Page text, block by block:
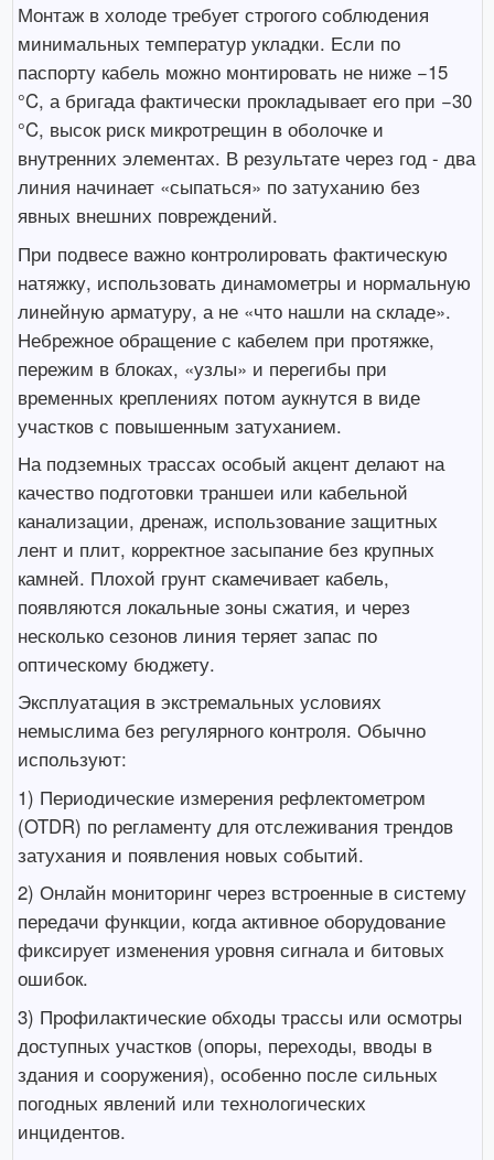
Монтаж в холоде требует строгого соблюдения
минимальных температур укладки. Если по
паспорту кабель можно монтировать не ниже −15
°C, а бригада фактически прокладывает его при −30
°C, высок риск микротрещин в оболочке и
внутренних элементах. В результате через год - два
линия начинает «сыпаться» по затуханию без
явных внешних повреждений.
При подвесе важно контролировать фактическую
натяжку, использовать динамометры и нормальную
линейную арматуру, а не «что нашли на складе».
Небрежное обращение с кабелем при протяжке,
пережим в блоках, «узлы» и перегибы при
временных креплениях потом аукнутся в виде
участков с повышенным затуханием.
На подземных трассах особый акцент делают на
качество подготовки траншеи или кабельной
канализации, дренаж, использование защитных
лент и плит, корректное засыпание без крупных
камней. Плохой грунт скамечивает кабель,
появляются локальные зоны сжатия, и через
несколько сезонов линия теряет запас по
оптическому бюджету.
Эксплуатация в экстремальных условиях
немыслима без регулярного контроля. Обычно
используют:
1) Периодические измерения рефлектометром
(OTDR) по регламенту для отслеживания трендов
затухания и появления новых событий.
2) Онлайн мониторинг через встроенные в систему
передачи функции, когда активное оборудование
фиксирует изменения уровня сигнала и битовых
ошибок.
3) Профилактические обходы трассы или осмотры
доступных участков (опоры, переходы, вводы в
здания и сооружения), особенно после сильных
погодных явлений или технологических
инцидентов.